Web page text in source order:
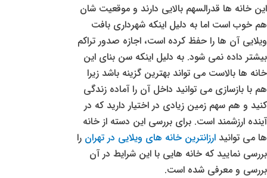
این خانه ها قدرالسهم بالایی دارند و موقعیت شان
هم خوب است اما به دلیل اینکه شهرداری بافت
ویلایی آن ها را حفظ کرده است، اجازه صدور تراکم
بیشتر داده نمی شود. به دلیل اینکه سن بنای این
خانه ها بالاست می تواند بهترین گزینه باشد زیرا
هم با بازسازی می توانید داخل آن را آماده زندگی
کنید و هم سهم زمین زیادی در اختیار دارید که در
آینده ارزشمند است. برای بررسی این دسته از خانه
ها می توانید ارزانترین خانه های ویلایی در تهران را
بررسی نمایید که خانه هایی با این شرایط در آن
بررسی و معرفی شده است.